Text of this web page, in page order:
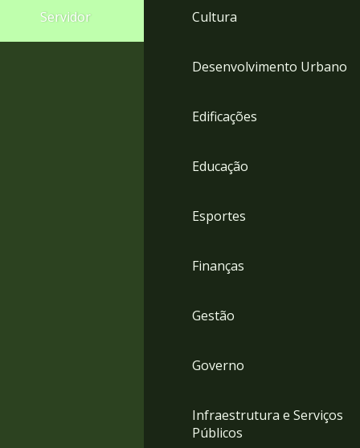
Servidor Cultura
Desenvolvimento Urbano
Edificações
Educação
Esportes
Finanças
Gestão
Governo
Infraestrutura e Serviços
Públicos